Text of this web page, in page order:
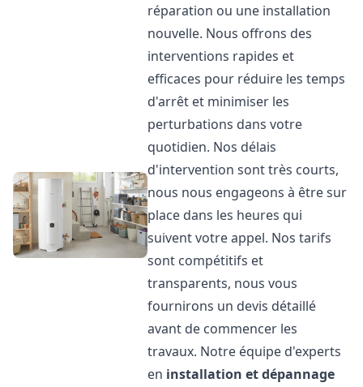
réparation ou une installation
nouvelle. Nous offrons des
interventions rapides et
efficaces pour réduire les temps
d'arrêt et minimiser les
perturbations dans votre
quotidien. Nos délais
d'intervention sont très courts,
nous nous engageons à être sur
place dans les heures qui
suivent votre appel. Nos tarifs
sont compétitifs et
transparents, nous vous
fournirons un devis détaillé
avant de commencer les
travaux. Notre équipe d'experts
en installation et dépannage